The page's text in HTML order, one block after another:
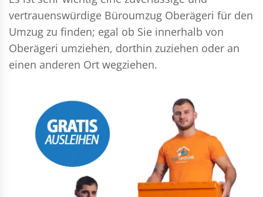
vertrauenswürdige Büroumzug Oberägeri für den
Umzug zu finden; egal ob Sie innerhalb von
Oberägeri umziehen, dorthin zuziehen oder an
einen anderen Ort wegziehen.